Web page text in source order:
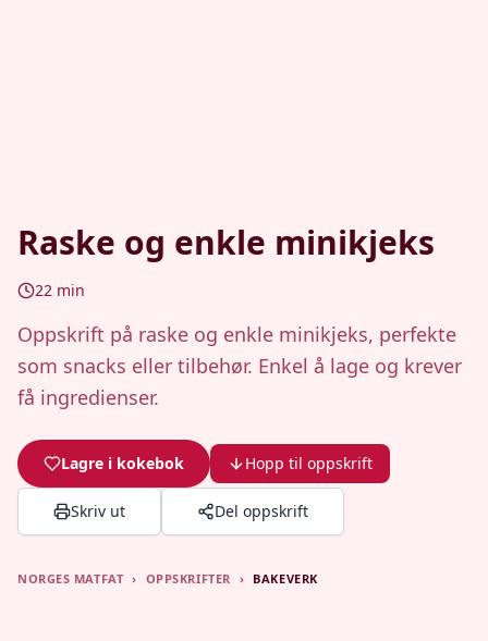
Raske og enkle minikjeks
22 min
Oppskrift på raske og enkle minikjeks, perfekte
som snacks eller tilbehør. Enkel å lage og krever
få ingredienser.
Lagre i kokebok Hopp til oppskrift
Skriv ut Del oppskrift
NORGES MATFAT › OPPSKRIFTER › BAKEVERK